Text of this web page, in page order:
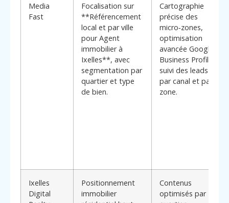
Media
Fast
Focalisation sur
**Référencement
local et par ville
pour Agent
immobilier à
Ixelles**, avec
segmentation par
quartier et type
de bien.
Cartographie
précise des
micro‑zones,
optimisation
avancée Google
Business Profile,
suivi des leads
par canal et par
zone.
Ixelles
Digital
Positionnement
immobilier
Contenus
optimisés par